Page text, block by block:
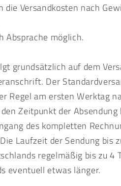
Versandkosten nach
Absprache möglich.
grundsätzlich auf dem
Der
Regel am ersten Werktag
Zeitpunkt der Absendung
des kompletten
Laufzeit der Sendung bis
regelmäßig bis zu 4
eventuell etwas länger.